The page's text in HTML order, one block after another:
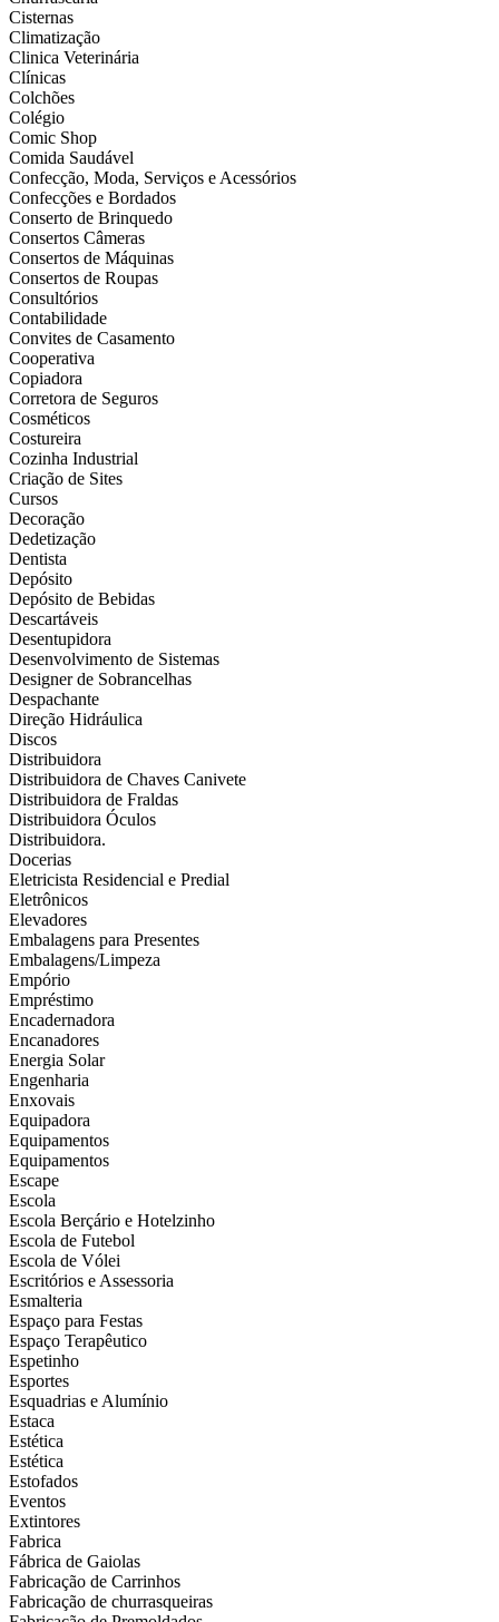
Cisternas
Climatização
Clinica Veterinária
Clínicas
Colchões
Colégio
Comic Shop
Comida Saudável
Confecção, Moda, Serviços e Acessórios
Confecções e Bordados
Conserto de Brinquedo
Consertos Câmeras
Consertos de Máquinas
Consertos de Roupas
Consultórios
Contabilidade
Convites de Casamento
Cooperativa
Copiadora
Corretora de Seguros
Cosméticos
Costureira
Cozinha Industrial
Criação de Sites
Cursos
Decoração
Dedetização
Dentista
Depósito
Depósito de Bebidas
Descartáveis
Desentupidora
Desenvolvimento de Sistemas
Designer de Sobrancelhas
Despachante
Direção Hidráulica
Discos
Distribuidora
Distribuidora de Chaves Canivete
Distribuidora de Fraldas
Distribuidora Óculos
Distribuidora.
Docerias
Eletricista Residencial e Predial
Eletrônicos
Elevadores
Embalagens para Presentes
Embalagens/Limpeza
Empório
Empréstimo
Encadernadora
Encanadores
Energia Solar
Engenharia
Enxovais
Equipadora
Equipamentos
Equipamentos
Escape
Escola
Escola Berçário e Hotelzinho
Escola de Futebol
Escola de Vólei
Escritórios e Assessoria
Esmalteria
Espaço para Festas
Espaço Terapêutico
Espetinho
Esportes
Esquadrias e Alumínio
Estaca
Estética
Estética
Estofados
Eventos
Extintores
Fabrica
Fábrica de Gaiolas
Fabricação de Carrinhos
Fabricação de churrasqueiras